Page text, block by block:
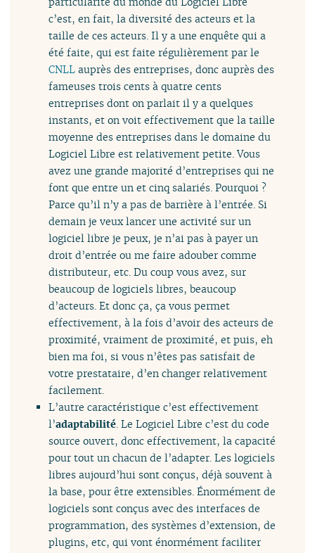
c’est, en fait, la diversité des acteurs et la
taille de ces acteurs. Il y a une enquête qui a
été faite, qui est faite régulièrement par le
CNLLauprès des entreprises, donc auprès des
fameuses trois cents à quatre cents
entreprises dont on parlait il y a quelques
instants, et on voit effectivement que la taille
moyenne des entreprises dans le domaine du
Logiciel Libre est relativement petite. Vous
avez une grande majorité d’entreprises qui ne
font que entre un et cinq salariés. Pourquoi ?
Parce qu’il n’y a pas de barrière à l’entrée. Si
demain je veux lancer une activité sur un
logiciel libre je peux, je n’ai pas à payer un
droit d’entrée ou me faire adouber comme
distributeur, etc. Du coup vous avez, sur
beaucoup de logiciels libres, beaucoup
d’acteurs. Et donc ça, ça vous permet
effectivement, à la fois d’avoir des acteurs de
proximité, vraiment de proximité, et puis, eh
bien ma foi, si vous n’êtes pas satisfait de
votre prestataire, d’en changer relativement
facilement.
L’autre caractéristique c’est effectivement
l’adaptabilité. Le Logiciel Libre c’est du code
source ouvert, donc effectivement, la capacité
pour tout un chacun de l’adapter. Les logiciels
libres aujourd’hui sont conçus, déjà souvent à
la base, pour être extensibles. Énormément de
logiciels sont conçus avec des interfaces de
programmation, des systèmes d’extension, de
plugins, etc, qui vont énormément faciliter